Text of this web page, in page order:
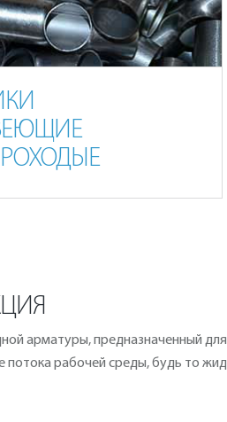
арматуры, предназначенный
рабочей среды, будь то